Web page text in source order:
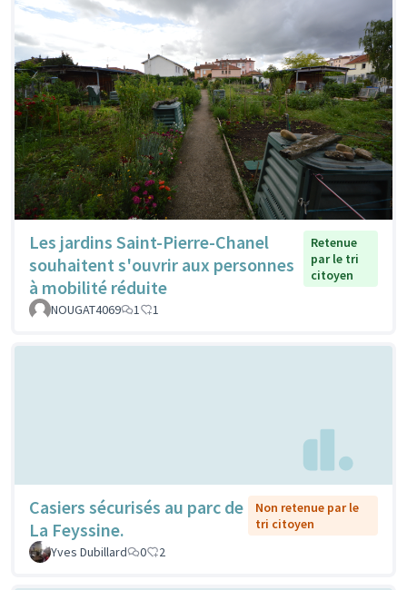
Les jardins Saint-Pierre-Chanel
souhaitent s'ouvrir aux personnes
à mobilité réduite
Retenue
par le tri
citoyen
NOUGAT4069 1 1
Casiers sécurisés au parc de
La Feyssine.
Non retenue par le
tri citoyen
Yves Dubillard
0 2